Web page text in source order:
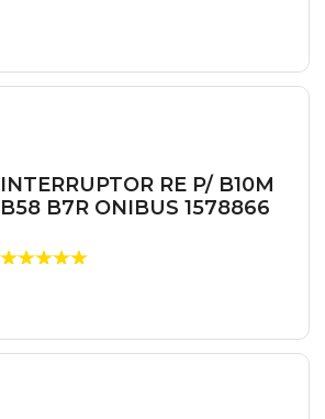
INTERRUPTOR RE P/ B10M
B58 B7R ONIBUS 1578866